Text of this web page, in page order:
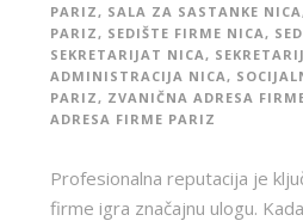
PARIZ , SALA ZA SASTANKE NICA
PARIZ , SEDIŠTE FIRME NICA ,
SEKRETARIJAT NICA ,
ADMINISTRACIJA NICA ,
PARIZ , ZVANIČNA ADRESA
ADRESA FIRME PARIZ
Profesionalna reputacija je
firme igra značajnu ulogu.